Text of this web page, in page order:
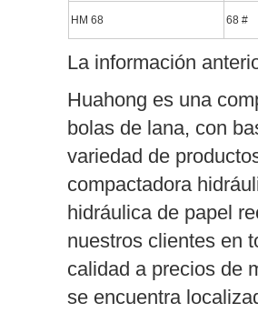
HM 68 68 #
La información
Huahong es una
bolas de lana, con
variedad de
compactadora
hidráulica de papel
nuestros clientes en
calidad a precios de
se encuentra